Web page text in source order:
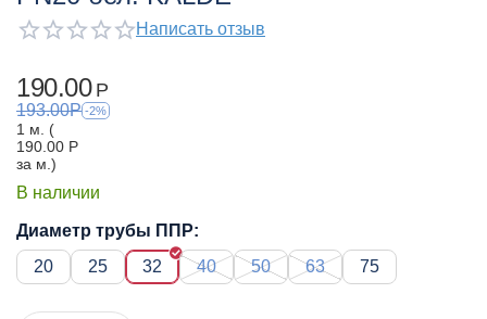
Написать отзыв
190.00 Р
193.00Р -2%
1 м. (
190.00 Р
за м.)
В наличии
Диаметр трубы ППР:
20
25 32 40 50 63 75